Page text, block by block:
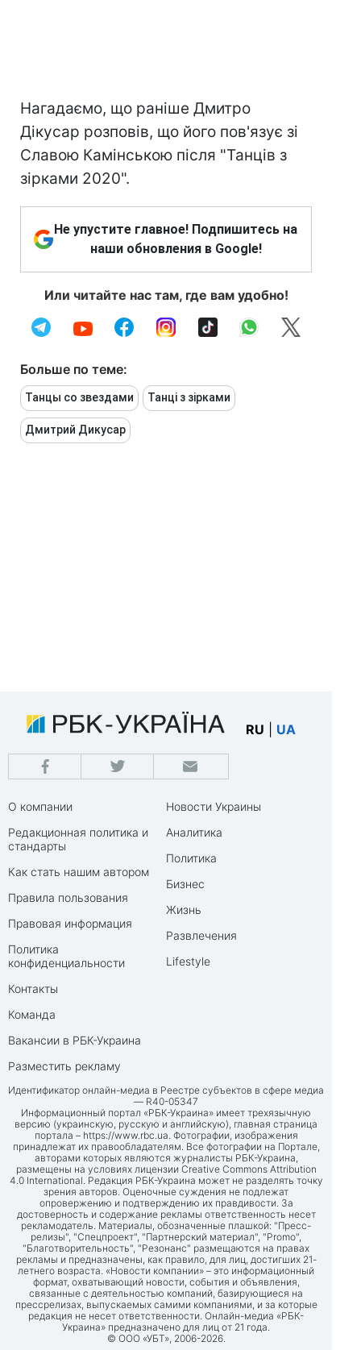
Нагадаємо, що раніше Дмитро
Дікусар розповів, що його пов'язує зі
Славою Камінською після "Танців з
зірками 2020".
Не упустите главное! Подпишитесь на
наши обновления в Google!
Или читайте нас там, где вам удобно!
Больше по теме:
Танцы со звездами Танці з зірками
Дмитрий Дикусар
RU UA
О компании
Редакционная политика и
стандарты
Как стать нашим автором
Правила пользования
Правовая информация
Политика
конфиденциальности
Контакты
Команда
Вакансии в РБК-Украина
Разместить рекламу
Новости Украины
Аналитика
Политика
Бизнес
Жизнь
Развлечения
Lifestyle
Идентификатор онлайн-медиа в Реестре субъектов в сфере медиа
— R40-05347
Информационный портал «РБК-Украина» имеет трехязычную
версию (украинскую, русскую и английскую), главная страница
портала – https://www.rbc.ua . Фотографии, изображения
принадлежат их правообладателям. Все фотографии на Портале,
авторами которых являются журналисты РБК-Украина,
размещены на условиях лицензии Creative Commons Attribution
4.0 International. Редакция РБК-Украина может не разделять точку
зрения авторов. Оценочные суждения не подлежат
опровержению и подтверждению их правдивости. За
достоверность и содержание рекламы ответственность несет
рекламодатель. Материалы, обозначенные плашкой: "Пресс-
релизы", "Спецпроект", "Партнерский материал", "Promo",
"Благотворительность", "Резонанс" размещаются на правах
рекламы и предназначены, как правило, для лиц, достигших 21-
летнего возраста. «Новости компании» – это информационный
формат, охватывающий новости, события и объявления,
связанные с деятельностью компаний, базирующиеся на
прессрелизах, выпускаемых самими компаниями, и за которые
редакция не несет ответственности. Онлайн-медиа «РБК-
Украина» предназначено для лиц от 21 года.
© ООО «УБТ», 2006-2026.